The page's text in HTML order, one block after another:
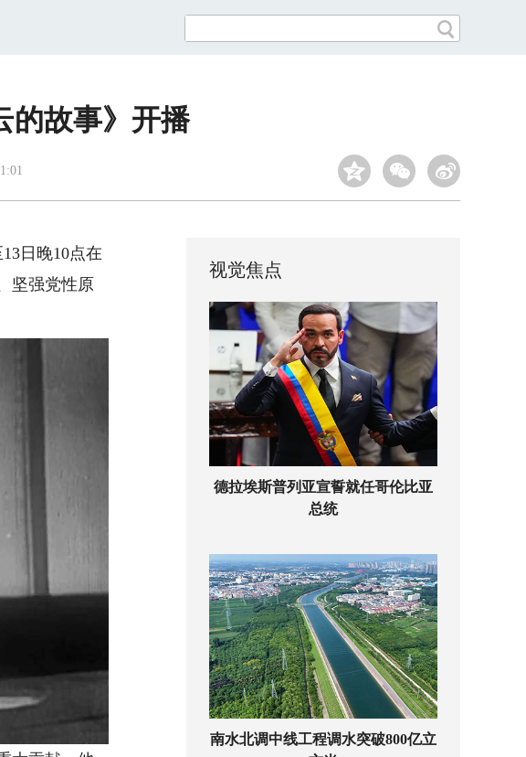
的故事》开播
日晚10点在
坚强党性原
视觉焦点
德拉埃斯普列亚宣誓就任哥伦比亚
总统
南水北调中线工程调水突破800亿立